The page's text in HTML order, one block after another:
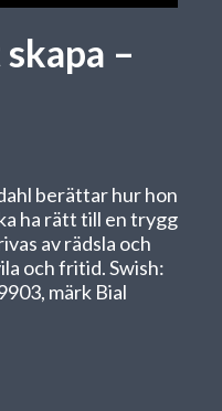
–
berättar hur hon
ha rätt till en trygg
av rädsla och
och fritid. Swish:
märk Bial ⠀